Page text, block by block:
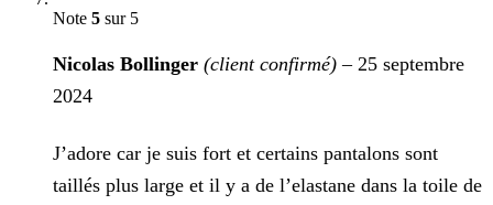
Note 5 sur 5
Nicolas Bollinger (client confirmé) – 25 septembre
2024
J’adore car je suis fort et certains pantalons sont
taillés plus large et il y a de l’elastane dans la toile de